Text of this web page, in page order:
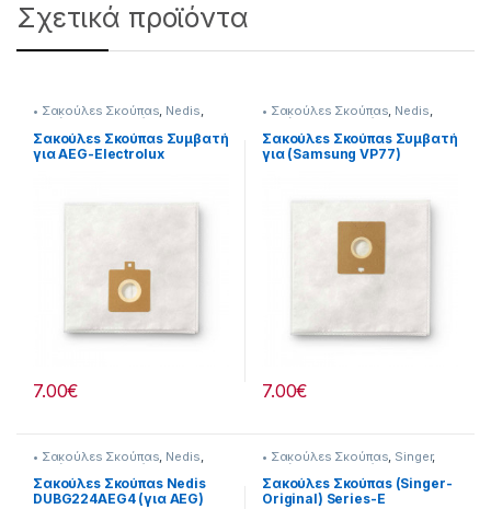
Σχετικά προϊόντα
• Σακούλεs Σκούπαs, Nedis,
Σκούπισμα & Καθάρισμα
Σακούλεs Σκούπαs Συμβατή
για AEG-Electrolux
7.00€
• Σακούλεs Σκούπαs, Nedis,
Σκούπισμα & Καθάρισμα
Σακούλεs Σκούπαs Συμβατή
για (Samsung VP77)
7.00€
• Σακούλεs Σκούπαs Nedis
Σκούπισμα & Καθάρισμα
Σακούλεs Σκούπαs Nedis
DUBG224AEG4 (για AEG)
• Σακούλεs Σκούπαs Singer,
Σκούπισμα & Καθάρισμα
Σακούλεs Σκούπαs (Singer-
Original) Series-E